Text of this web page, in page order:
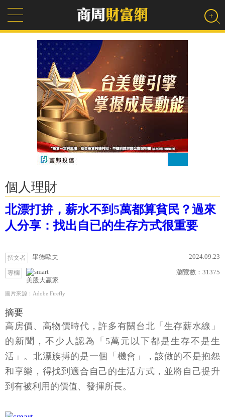
個人理財
北漂打拚，薪水不到5萬都算貧民？過來
人分享：找出自已的生存方式很重要
撰文者 畢德歐夫 2024.09.23
專欄
美股大贏家
瀏覽數： 31375
圖片來源：Adobe Firefly
摘要
高房價、高物價時代，許多有關台北「生存薪水線」
的新聞，不少人認為「5萬元以下都是生存不是生
活」。北漂族搏的是一個「機會」，該做的不是抱怨
和享樂，得找到適合自己的生活方式，並將自己提升
到有被利用的價值、發揮所長。